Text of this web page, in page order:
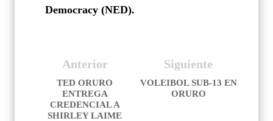
Democracy (NED).
Siguiente
VOLEIBOL SUB-13 EN
ORURO
Anterior
TED ORURO
ENTREGA
CREDENCIAL A
SHIRLEY LAIME